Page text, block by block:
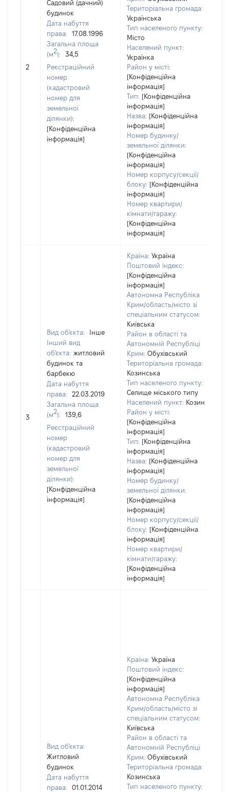
2
Садовий (дачний)
будинок
Дата набуття
права:
17.08.1996
Загальна площа
(м2):
34,5
Реєстраційний
номер
(кадастровий
номер для
земельної
ділянки):
[Конфіденційна
інформація]
Територіальна громада:
Українська
Тип населеного пункту:
Місто
Населений пункт:
Українка
Район у місті:
[Конфіденційна
інформація]
Тип: [Конфіденційна
інформація]
Назва: [Конфіденційна
інформація]
Номер будинку/
земельної ділянки:
[Конфіденційна
інформація]
Номер корпусу/секції/
блоку: [Конфіденційна
інформація]
Номер квартири/
кімнати/гаражу:
[Конфіденційна
інформація]
3
Вид об'єкта:
Інше
Інший вид
об'єкта: житловий
будинок та
барбекю
Дата набуття
права:
22.03.2019
Загальна площа
(м2):
139,6
Реєстраційний
номер
(кадастровий
номер для
земельної
ділянки):
[Конфіденційна
інформація]
Країна: Україна
Поштовий індекс:
[Конфіденційна
інформація]
Автономна Республіка
Крим/область/місто зі
спеціальним статусом:
Київська
Район в області та
Автономній Республіці
Крим: Обухівський
Територіальна громада:
Козинська
Тип населеного пункту:
Селище міського типу
Населений пункт: Козин
Район у місті:
[Конфіденційна
інформація]
Тип: [Конфіденційна
інформація]
Назва: [Конфіденційна
інформація]
Номер будинку/
земельної ділянки:
[Конфіденційна
інформація]
Номер корпусу/секції/
блоку: [Конфіденційна
інформація]
Номер квартири/
кімнати/гаражу:
[Конфіденційна
інформація]
Вид об'єкта:
Житловий
будинок
Дата набуття
права:
01.01.2014
Країна: Україна
Поштовий індекс:
[Конфіденційна
інформація]
Автономна Республіка
Крим/область/місто зі
спеціальним статусом:
Київська
Район в області та
Автономній Республіці
Крим: Обухівський
Територіальна громада:
Козинська
Тип населеного пункту: